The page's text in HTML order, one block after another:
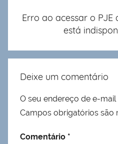
Erro ao acessar o PJE
está
Deixe um comentário
O seu endereço de e-
Campos obrigatórios são
Comentário *